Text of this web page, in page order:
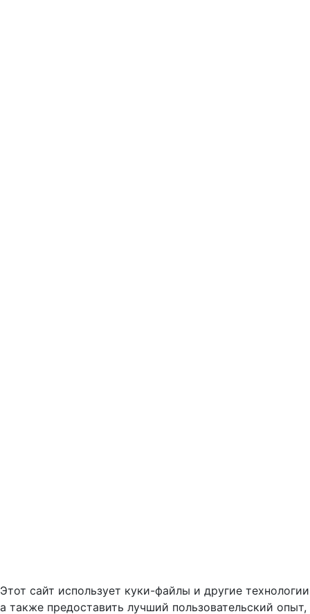
Этот сайт использует куки-файлы и другие
а также предоставить лучший пользовательский